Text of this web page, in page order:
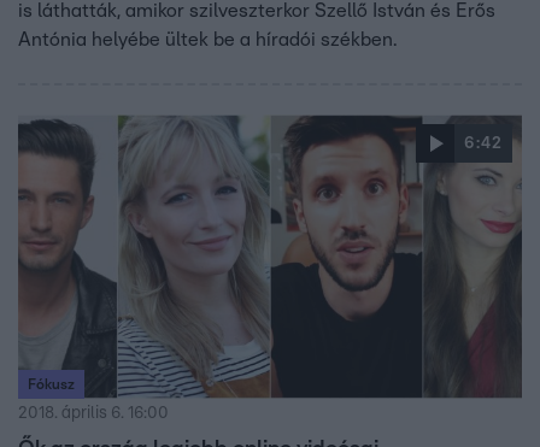
is láthatták, amikor szilveszterkor Szellő István és Erős
Antónia helyébe ültek be a híradói székben.
6:42
Fókusz
2018. április 6. 16:00